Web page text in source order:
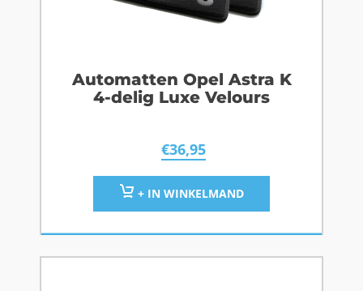
Automatten Opel Astra K
4-delig Luxe Velours
€36,95
+ IN WINKELMAND